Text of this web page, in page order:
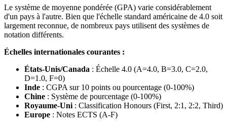
Le système de moyenne pondérée (GPA) varie considérablement
d'un pays à l'autre. Bien que l'échelle standard américaine de 4.0 soit
largement reconnue, de nombreux pays utilisent des systèmes de
notation différents.
Échelles internationales courantes :
États-Unis/Canada : Échelle 4.0 (A=4.0, B=3.0, C=2.0,
D=1.0, F=0)
Inde : CGPA sur 10 points ou pourcentage (0-100%)
Chine : Système de pourcentage (0-100%)
Royaume-Uni : Classification Honours (First, 2:1, 2:2, Third)
Europe : Notes ECTS (A-F)